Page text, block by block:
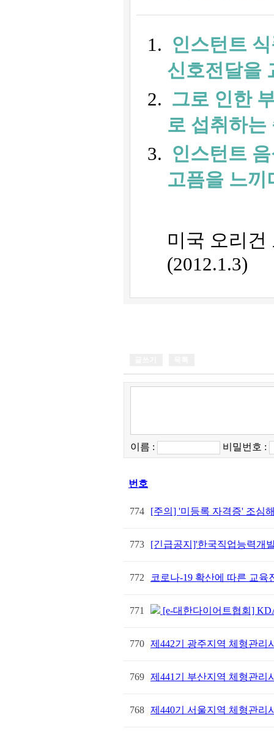
인스턴트
신호전달을
그로 인한
로 섭취하는
인스턴트
고픔을 느끼
미국 오리
(2012.1.3)
이름 : 비밀번호 :
번호
774 [주의] '미등록 자격증' 조심
773 [긴급공지]'한국직업능력개
772 코로나-19 확산에 따른 교육
771 [e-대한다이어트협회]
770 제442기 광주지역 체형관리
769 제441기 부산지역 체형관리
768 제440기 서울지역 체형관리